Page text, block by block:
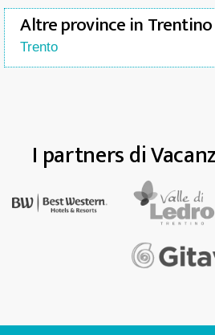
Altre province in
Trento
I partners di